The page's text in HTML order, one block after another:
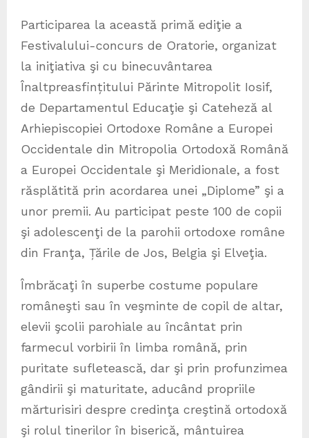
Participarea la această primă ediţie a
Festivalului-concurs de Oratorie, organizat
la iniţiativa şi cu binecuvântarea
Înaltpreasfințitului Părinte Mitropolit Iosif,
de Departamentul Educaţie şi Cateheză al
Arhiepiscopiei Ortodoxe Române a Europei
Occidentale din Mitropolia Ortodoxă Română
a Europei Occidentale şi Meridionale, a fost
răsplătită prin acordarea unei „Diplome” şi a
unor premii. Au participat peste 100 de copii
şi adolescenţi de la parohii ortodoxe române
din Franţa, Țările de Jos, Belgia şi Elveţia.
Îmbrăcaţi în superbe costume populare
româneşti sau în veşminte de copil de altar,
elevii şcolii parohiale au încântat prin
farmecul vorbirii în limba română, prin
puritate sufletească, dar şi prin profunzimea
gândirii şi maturitate, aducând propriile
mărturisiri despre credinţa creştină ortodoxă
şi rolul tinerilor în biserică, mântuirea